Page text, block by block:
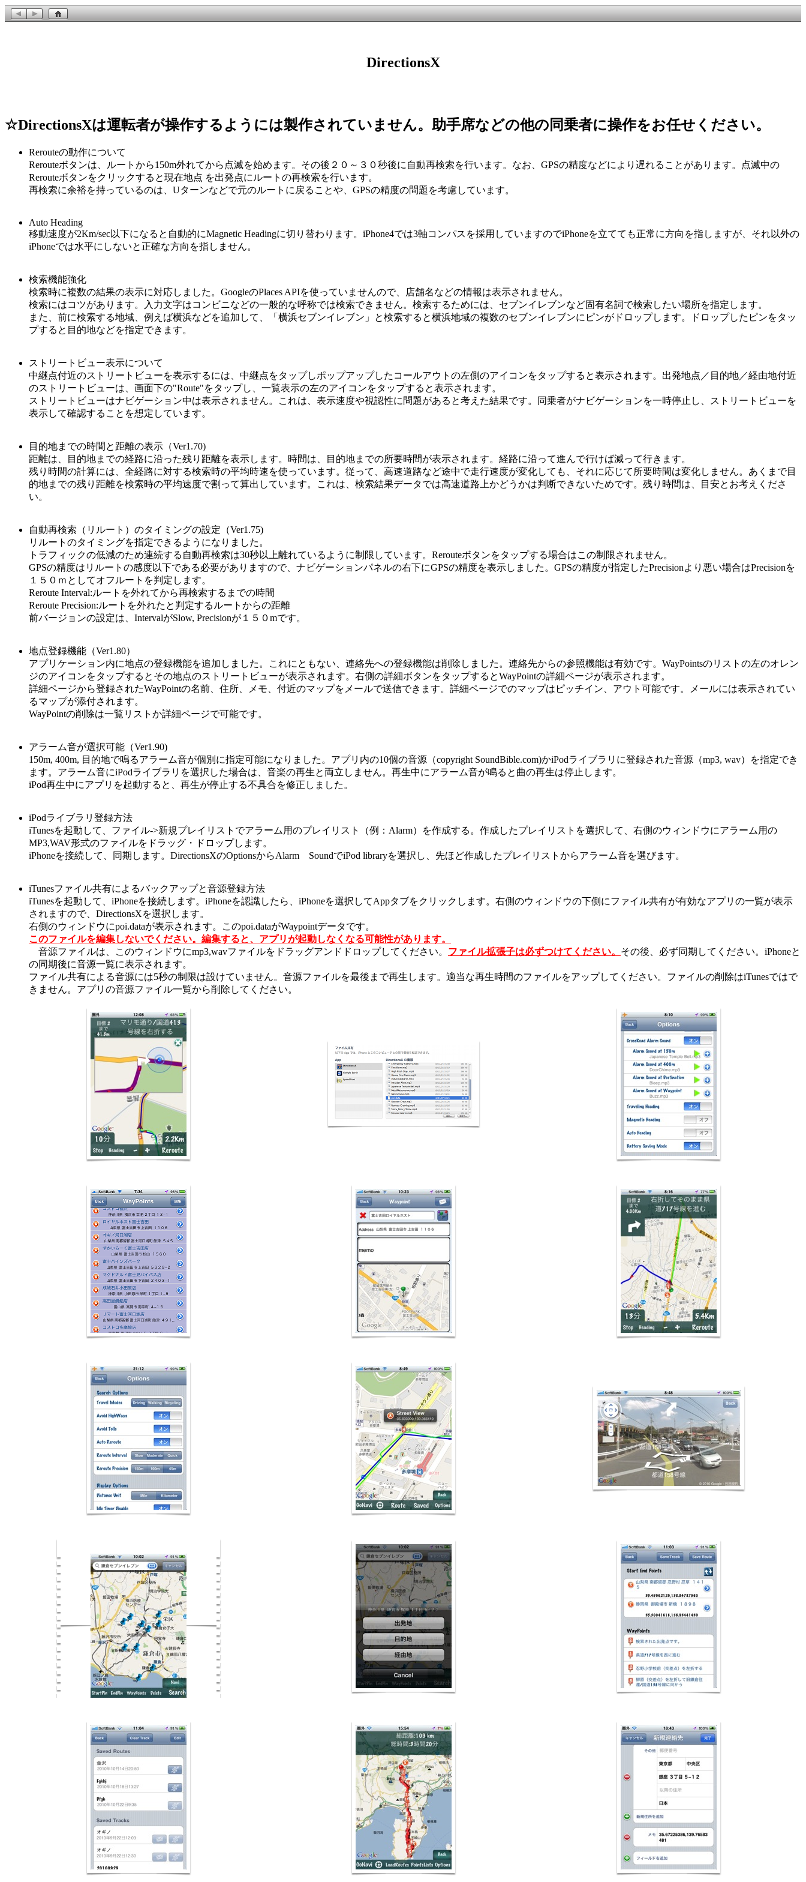
DirectionsX
☆DirectionsXは運転者が操作するようには製作されていません。助手席などの他の同乗者に操作をお任せください。
Rerouteの動作について
Rerouteボタンは、ルートから150m外れてから点滅を始めます。その後２０～３０秒後に自動再検索を行います。なお、GPSの精度などにより遅れることがあります。点滅中の
Rerouteボタンをクリックすると現在地点 を出発点にルートの再検索を行います。
再検索に余裕を持っているのは、Uターンなどで元のルートに戻ることや、GPSの精度の問題を考慮しています。
Auto Heading
移動速度が2Km/sec以下になると自動的にMagnetic Headingに切り替わります。iPhone4では3軸コンパスを採用していますのでiPhoneを立てても正常に方向を指しますが、それ以外の
iPhoneでは水平にしないと正確な方向を指しません。
検索機能強化
検索時に複数の結果の表示に対応しました。GoogleのPlaces APIを使っていませんので、店舗名などの情報は表示されません。
検索にはコツがあります。入力文字はコンビニなどの一般的な呼称では検索できません。検索するためには、セブンイレブンなど固有名詞で検索したい場所を指定します。
また、前に検索する地域、例えば横浜などを追加して、「横浜セブンイレブン」と検索すると横浜地域の複数のセブンイレブンにピンがドロップします。ドロップしたピンをタッ
プすると目的地などを指定できます。
ストリートビュー表示について
中継点付近のストリートビューを表示するには、中継点をタップしポップアップしたコールアウトの左側のアイコンをタップすると表示されます。出発地点／目的地／経由地付近
のストリートビューは、画面下の"Route"をタップし、一覧表示の左のアイコンをタップすると表示されます。
ストリートビューはナビゲーション中は表示されません。これは、表示速度や視認性に問題があると考えた結果です。同乗者がナビゲーションを一時停止し、ストリートビューを
表示して確認することを想定しています。
目的地までの時間と距離の表示（Ver1.70)
距離は、目的地までの経路に沿った残り距離を表示します。時間は、目的地までの所要時間が表示されます。経路に沿って進んで行けば減って行きます。
残り時間の計算には、全経路に対する検索時の平均時速を使っています。従って、高速道路など途中で走行速度が変化しても、それに応じて所要時間は変化しません。あくまで目
的地までの残り距離を検索時の平均速度で割って算出しています。これは、検索結果データでは高速道路上かどうかは判断できないためです。残り時間は、目安とお考えくださ
い。
自動再検索（リルート）のタイミングの設定（Ver1.75)
リルートのタイミングを指定できるようになりました。
トラフィックの低減のため連続する自動再検索は30秒以上離れているように制限しています。Rerouteボタンをタップする場合はこの制限されません。
GPSの精度はリルートの感度以下である必要がありますので、ナビゲーションパネルの右下にGPSの精度を表示しました。GPSの精度が指定したPrecisionより悪い場合はPrecisionを
１５０ｍとしてオフルートを判定します。
Reroute Interval:ルートを外れてから再検索するまでの時間
Reroute Precision:ルートを外れたと判定するルートからの距離
前バージョンの設定は、IntervalがSlow, Precisionが１５０mです。
地点登録機能（Ver1.80）
アプリケーション内に地点の登録機能を追加しました。これにともない、連絡先への登録機能は削除しました。連絡先からの参照機能は有効です。WayPointsのリストの左のオレン
ジのアイコンをタップするとその地点のストリートビューが表示されます。右側の詳細ボタンをタップするとWayPointの詳細ページが表示されます。
詳細ページから登録されたWayPointの名前、住所、メモ、付近のマップをメールで送信できます。詳細ページでのマップはピッチイン、アウト可能です。メールには表示されてい
るマップが添付されます。
WayPointの削除は一覧リストか詳細ページで可能です。
アラーム音が選択可能（Ver1.90)
150m, 400m, 目的地で鳴るアラーム音が個別に指定可能になりました。アプリ内の10個の音源（copyright SoundBible.com)かiPodライブラリに登録された音源（mp3, wav）を指定でき
ます。アラーム音にiPodライブラリを選択した場合は、音楽の再生と両立しません。再生中にアラーム音が鳴ると曲の再生は停止します。
iPod再生中にアプリを起動すると、再生が停止する不具合を修正しました。
iPodライブラリ登録方法
iTunesを起動して、ファイル->新規プレイリストでアラーム用のプレイリスト（例：Alarm）を作成する。作成したプレイリストを選択して、右側のウィンドウにアラーム用の
MP3,WAV形式のファイルをドラッグ・ドロップします。
iPhoneを接続して、同期します。DirectionsXのOptionsからAlarm SoundでiPod libraryを選択し、先ほど作成したプレイリストからアラーム音を選びます。
iTunesファイル共有によるバックアップと音源登録方法
iTunesを起動して、iPhoneを接続します。iPhoneを認識したら、iPhoneを選択してAppタブをクリックします。右側のウィンドウの下側にファイル共有が有効なアプリの一覧が表示
されますので、DirectionsXを選択します。
右側のウィンドウにpoi.dataが表示されます。このpoi.dataがWaypointデータです。
このファイルを編集しないでください。編集すると、アプリが起動しなくなる可能性があります。
音源ファイルは、このウィンドウにmp3,wavファイルをドラッグアンドドロップしてください。 ファイル拡張子は必ずつけてください。 その後、必ず同期してください。iPhoneと
の同期後に音源一覧に表示されます。
ファイル共有による音源には5秒の制限は設けていません。音源ファイルを最後まで再生します。適当な再生時間のファイルをアップしてください。ファイルの削除はiTunesではで
きません。アプリの音源ファイル一覧から削除してください。